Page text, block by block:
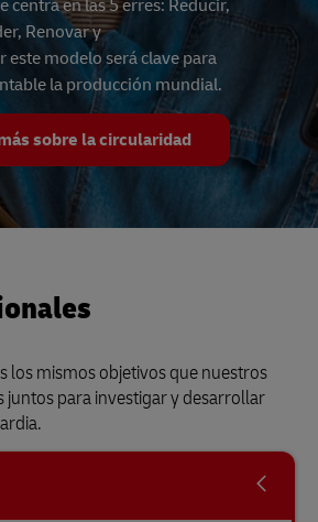
centra en las 5 erres: Reducir,
Renovar y
este modelo será clave para
la producción mundial.
sobre la circularidad
los mismos objetivos que nuestros
juntos para investigar y desarrollar